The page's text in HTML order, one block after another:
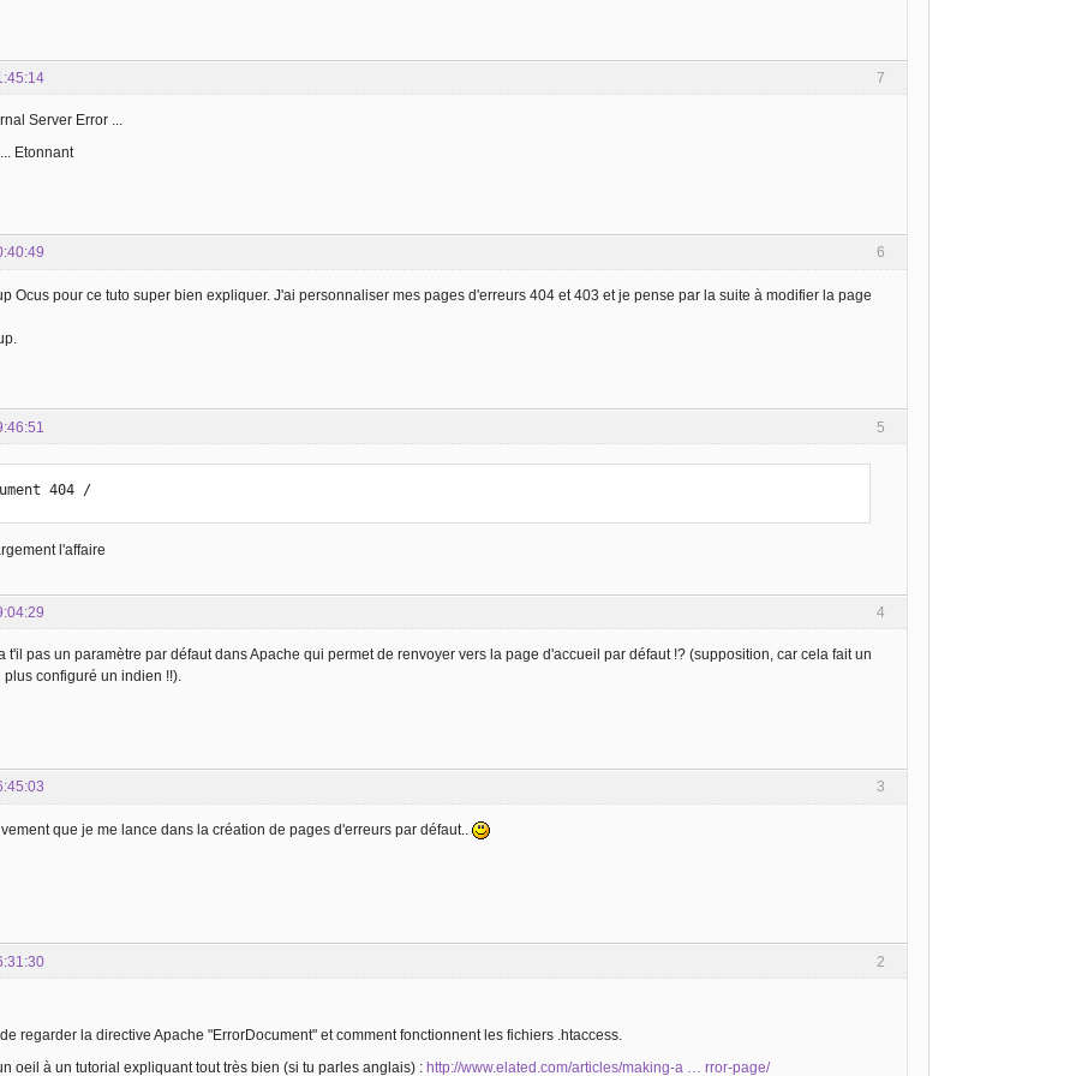
7
Server Error ...
Etonnant
6
Ocus pour ce tuto super bien expliquer. J'ai personnaliser mes pages d'erreurs 404 et 403 et je pense par la suite à modifier la page
5
404 /
l'affaire
4
t'il pas un paramètre par défaut dans Apache qui permet de renvoyer vers la page d'accueil par défaut !? (supposition, car cela fait un
configuré un indien !!).
3
que je me lance dans la création de pages d'erreurs par défaut..
2
regarder la directive Apache "ErrorDocument" et comment fonctionnent les fichiers .htaccess.
oeil à un tutorial expliquant tout très bien (si tu parles anglais) : http://www.elated.com/articles/making-a … rror-page/